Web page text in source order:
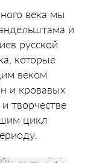
века мы
и
русской
которые
веком
и кровавых
творчестве
цикл